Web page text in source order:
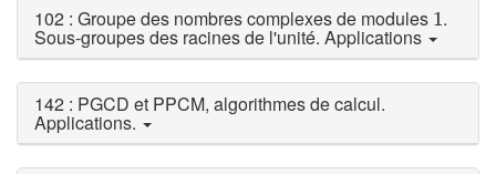
102 : Groupe des nombres complexes de modules 1
1.
Sous-groupes des racines de l'unité. Applications
142 : PGCD et PPCM, algorithmes de calcul.
Applications.